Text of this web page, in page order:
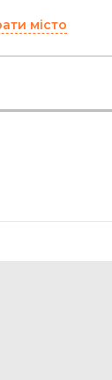
місто